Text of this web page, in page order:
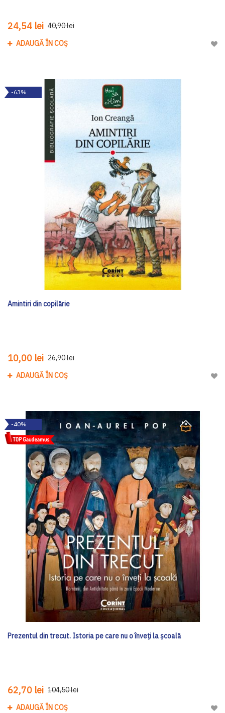
24,54 lei 40,90 lei
ADAUGĂ ÎN COȘ
-63%
Amintiri din copilărie
10,00 lei 26,90 lei
ADAUGĂ ÎN COȘ
-40%
Prezentul din trecut. Istoria pe care nu o înveți la școală
62,70 lei 104,50 lei
ADAUGĂ ÎN COȘ